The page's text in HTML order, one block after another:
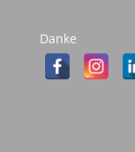
Danke